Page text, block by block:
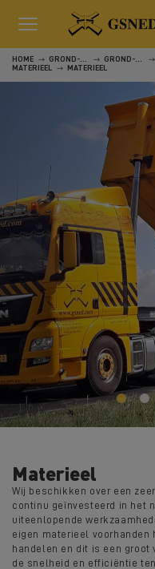
HOME GROND-, WEG- EN WATERWERKEN GROND-, WEG- EN WATERWERKEN
MATERIEEL
MATERIEEL
Materieel
Wij beschikken over een
continu geïnvesteerd in het
uiteenlopende
eigen materieel voorhanden
handelen en dit is een groot
de snelheid en efficiëntie